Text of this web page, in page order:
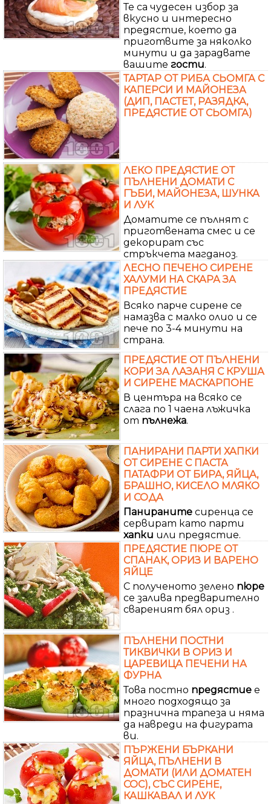
Те са чудесен избор за
вкусно и интересно
предястие, което да
приготвите за няколко
минути и да зарадвате
вашите гости.
ТАРТАР ОТ РИБА СЬОМГА С
КАПЕРСИ И МАЙОНЕЗА
(ДИП, ПАСТЕТ, РАЗЯДКА,
ПРЕДЯСТИЕ ОТ СЬОМГА)
ЛЕКО ПРЕДЯСТИЕ ОТ
ПЪЛНЕНИ ДОМАТИ С
ГЪБИ, МАЙОНЕЗА, ШУНКА
И ЛУК
Доматите се пълнят с
приготвената смес и се
декорират със
стръкчета магданоз.
ЛЕСНО ПЕЧЕНО СИРЕНЕ
ХАЛУМИ НА СКАРА ЗА
ПРЕДЯСТИЕ
Всяко парче сирене се
намазва с малко олио и се
пече по 3-4 минути на
страна.
ПРЕДЯСТИЕ ОТ ПЪЛНЕНИ
КОРИ ЗА ЛАЗАНЯ С КРУША
И СИРЕНЕ МАСКАРПОНЕ
В центъра на всяко се
слага по 1 чаена лъжичка
от пълнежа.
ПАНИРАНИ ПАРТИ ХАПКИ
ОТ СИРЕНЕ С ПАСТА
ПАТАФРИ ОТ БИРА, ЯЙЦА,
БРАШНО, КИСЕЛО МЛЯКО
И СОДА
Панираните сиренца се
сервират като парти
хапки или предястие.
ПРЕДЯСТИЕ ПЮРЕ ОТ
СПАНАК, ОРИЗ И ВАРЕНО
ЯЙЦЕ
С полученото зелено пюре
се залива предварително
свареният бял ориз .
ПЪЛНЕНИ ПОСТНИ
ТИКВИЧКИ В ОРИЗ И
ЦАРЕВИЦА ПЕЧЕНИ НА
ФУРНА
Това постно предястие е
много подходящо за
празнична трапеза и няма
да навреди на фигурата
ви.
ПЪРЖЕНИ БЪРКАНИ
ЯЙЦА, ПЪЛНЕНИ В
ДОМАТИ (ИЛИ ДОМАТЕН
СОС), СЪС СИРЕНЕ,
КАШКАВАЛ И ЛУК